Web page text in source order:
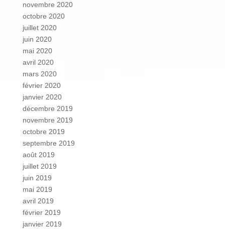
novembre 2020
octobre 2020
juillet 2020
juin 2020
mai 2020
avril 2020
mars 2020
février 2020
janvier 2020
décembre 2019
novembre 2019
octobre 2019
septembre 2019
août 2019
juillet 2019
juin 2019
mai 2019
avril 2019
février 2019
janvier 2019